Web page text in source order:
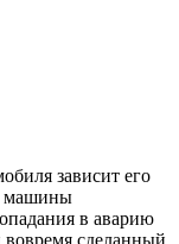
зависит его
машины
в аварию